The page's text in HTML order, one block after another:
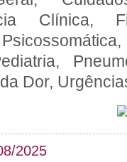
Clínica,
Dor,
2025